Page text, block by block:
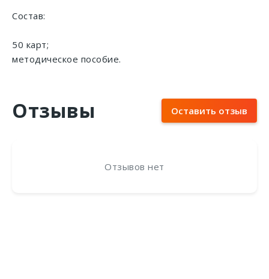
Состав:
50 карт;
методическое пособие.
Отзывы Оставить отзыв
Отзывов нет